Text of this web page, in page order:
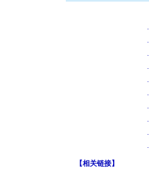
·
·
·
·
·
·
·
·
·
·
【相关链接】